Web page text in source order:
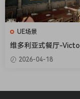
UE场景
维多利亚式餐厅-
ning Room
2026-04-18